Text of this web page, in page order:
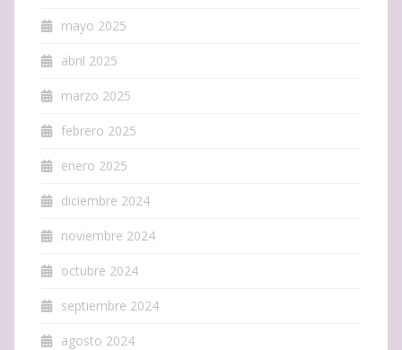
mayo 2025
abril 2025
marzo 2025
febrero 2025
enero 2025
diciembre 2024
noviembre 2024
octubre 2024
septiembre 2024
agosto 2024